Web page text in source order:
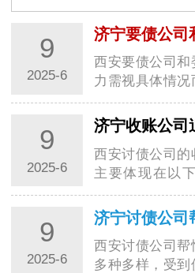
选择不仅仅是为了解决眼前
护商业环境的稳定与良好运
和…9
2025-6
西安要债公司和
力需视具体情况
安要债公司是
包含为企业或个
严格按照法律规
动的专…
9
2025-6
西安讨债公司的
主要体现在以
平：经济发达
等，由于生活成
安讨债公司运营
才需求大，…
9
2025-6
西安讨债公司帮
多种多样，受到